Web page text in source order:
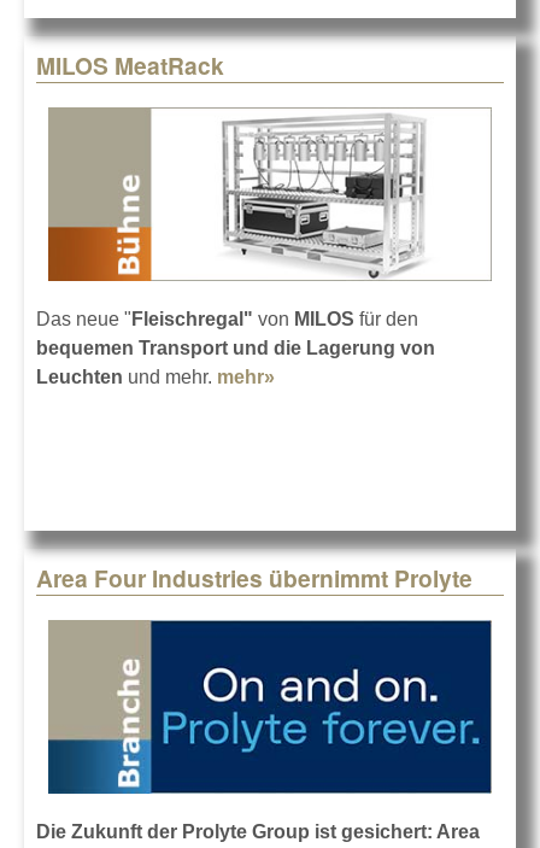
MILOS MeatRack
Das neue " Fleischregal" von MILOS für den
bequemen Transport und die Lagerung von
Leuchten und mehr. mehr»
Area Four Industries übernimmt Prolyte
Die Zukunft der Prolyte Group ist gesichert: Area